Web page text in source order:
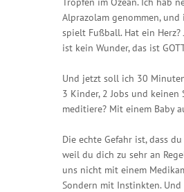
Alprazolam genommen,
spielt Fußball. Hat ein Herz?
ist kein Wunder, das ist
Und jetzt soll ich 30
3 Kinder, 2 Jobs und keinen
meditiere? Mit einem Baby
Die echte Gefahr ist, dass
weil du dich zu sehr an
uns nicht mit einem
Sondern mit Instinkten.